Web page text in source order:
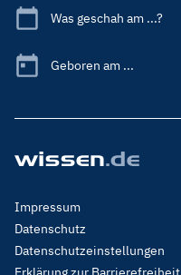
Was geschah am ...?
Geboren am ...
Footer
Menu
Legal
Impressum
Datenschutz
Datenschutzeinstellungen